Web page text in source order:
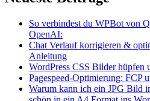
So verbindest du WPBot von
OpenAI:
Chat Verlauf korrigieren &
Anleitung
WordPress CSS Bilder hüpfen
Pagespeed-Optimierung: FCP
Warum kann ich ein JPG Bild